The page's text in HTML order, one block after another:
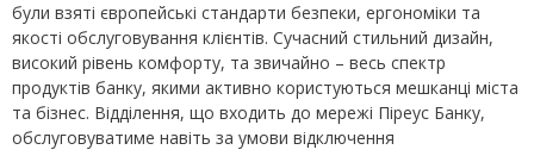
були взяті європейські стандарти безпеки, ергономіки та
якості обслуговування клієнтів. Сучасний стильний дизайн,
високий рівень комфорту, та звичайно – весь спектр
продуктів банку, якими активно користуються мешканці міста
та бізнес. Відділення, що входить до мережі Піреус Банку,
обслуговуватиме навіть за умови відключення